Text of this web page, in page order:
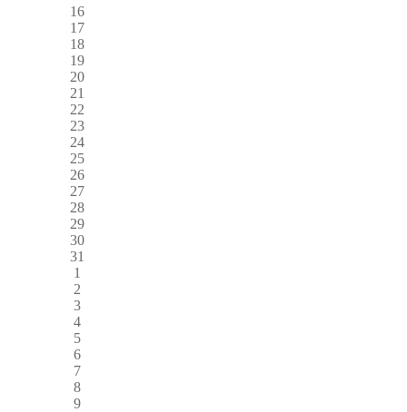
16
17
18
19
20
21
22
23
24
25
26
27
28
29
30
31
1
2
3
4
5
6
7
8
9